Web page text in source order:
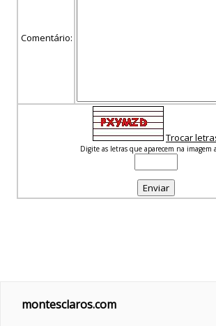
Comentário:
Trocar
Digite as letras que aparecem na imagem
montesclaros.com